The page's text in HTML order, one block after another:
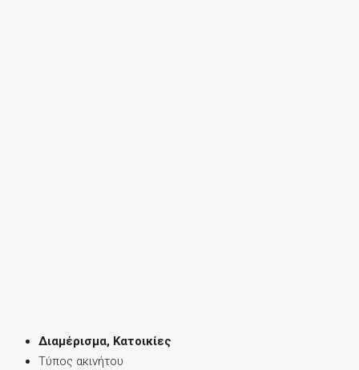
Διαμέρισμα, Κατοικίες
Τύπος ακινήτου